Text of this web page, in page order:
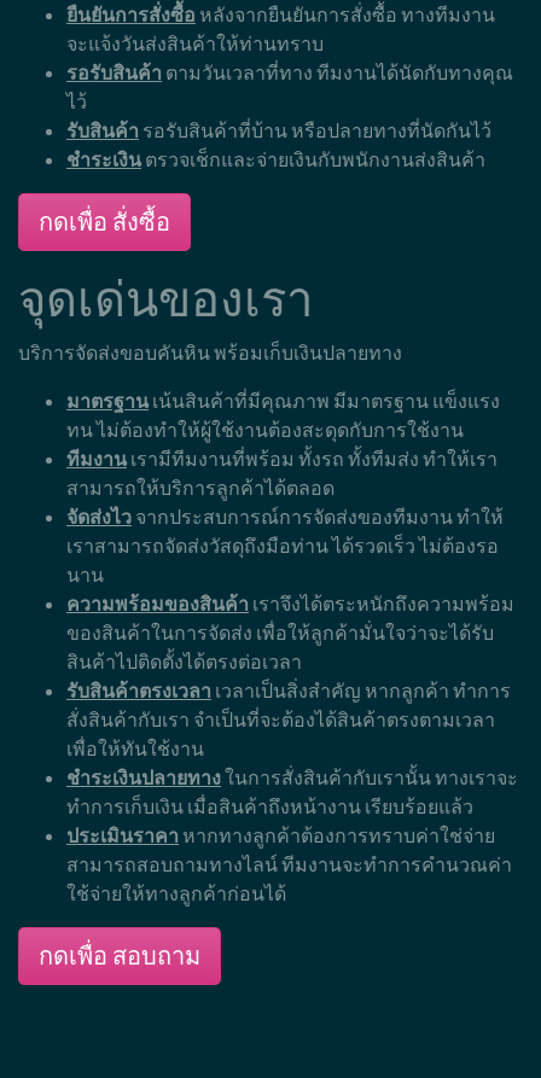
ยืนยันการสั่งซื้อ หลังจากยืนยันการสั่งซื้อ ทางทีมงาน
จะแจ้งวันส่งสินค้าให้ท่านทราบ
รอรับสินค้า ตามวันเวลาที่ทาง ทีมงานได้นัดกับทางคุณ
ไว้
รับสินค้า รอรับสินค้าที่บ้าน หรือปลายทางที่นัดกันไว้
ชำระเงิน ตรวจเช็กและจ่ายเงินกับพนักงานส่งสินค้า
กดเพื่อ สั่งซื้อ
จุดเด่นของเรา
บริการจัดส่งขอบคันหิน พร้อมเก็บเงินปลายทาง
มาตรฐาน เน้นสินค้าที่มีคุณภาพ มีมาตรฐาน แข็งแรง
ทน ไม่ต้องทำให้ผู้ใช้งานต้องสะดุดกับการใช้งาน
ทีมงาน เรามีทีมงานที่พร้อม ทั้งรถ ทั้งทีมส่ง ทำให้เรา
สามารถให้บริการลูกค้าได้ตลอด
จัดส่งไว จากประสบการณ์การจัดส่งของทีมงาน ทำให้
เราสามารถจัดส่งวัสดุถึงมือท่าน ได้รวดเร็ว ไม่ต้องรอ
นาน
ความพร้อมของสินค้า เราจึงได้ตระหนักถึงความพร้อม
ของสินค้าในการจัดส่ง เพื่อให้ลูกค้ามั่นใจว่าจะได้รับ
สินค้าไปติดตั้งได้ตรงต่อเวลา
รับสินค้าตรงเวลา เวลาเป็นสิ่งสำคัญ หากลูกค้า ทำการ
สั่งสินค้ากับเรา จำเป็นที่จะต้องได้สินค้าตรงตามเวลา
เพื่อให้ทันใช้งาน
ชำระเงินปลายทางในการสั่งสินค้ากับเรานั้น ทางเราจะ
ทำการเก็บเงิน เมื่อสินค้าถึงหน้างาน เรียบร้อยแล้ว
ประเมินราคา หากทางลูกค้าต้องการทราบค่าใช่จ่าย
สามารถสอบถามทางไลน์ ทีมงานจะทำการคำนวณค่า
ใช้จ่ายให้ทางลูกค้าก่อนได้
กดเพื่อ สอบถาม